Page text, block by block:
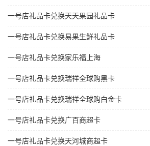
一号店礼品卡兑换天天果园礼品卡
一号店礼品卡兑换易果生鲜礼品卡
一号店礼品卡兑换家乐福上海
一号店礼品卡兑换瑞祥全球购黑卡
一号店礼品卡兑换瑞祥全球购白金卡
一号店礼品卡兑换广百商超卡
一号店礼品卡兑换天河城商超卡